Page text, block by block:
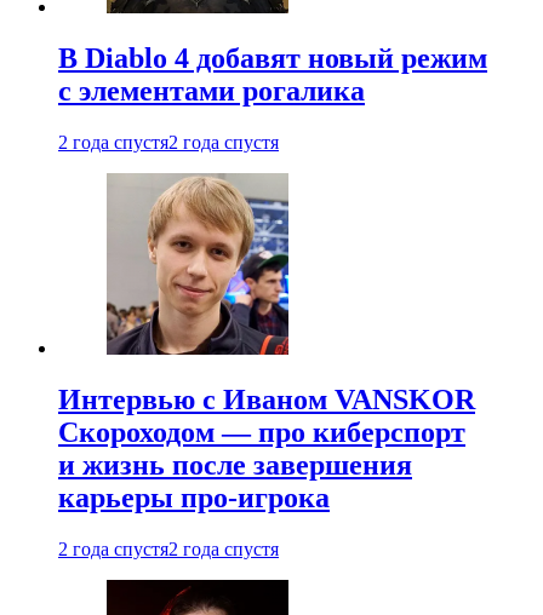
В Diablo 4 добавят новый режим
с элементами рогалика
2 года спустя2 года спустя
Интервью с Иваном VANSKOR
Скороходом — про киберспорт
и жизнь после завершения
карьеры про-игрока
2 года спустя2 года спустя